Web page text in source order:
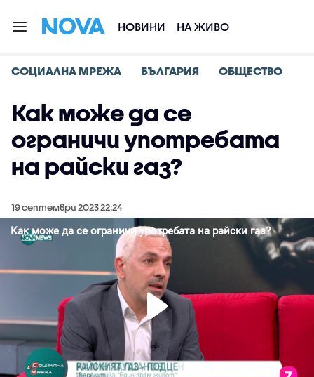
НОВИНИ НА ЖИВО
СОЦИАЛНА МРЕЖА БЪЛГАРИЯ ОБЩЕСТВО
Как може да се
ограничи употребата
на райски газ?
19 септември 2023 22:24